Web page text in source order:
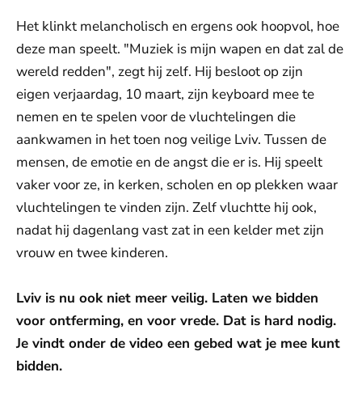
Het klinkt melancholisch en ergens ook hoopvol, hoe
deze man speelt. "Muziek is mijn wapen en dat zal de
wereld redden", zegt hij zelf. Hij besloot op zijn
eigen verjaardag, 10 maart, zijn keyboard mee te
nemen en te spelen voor de vluchtelingen die
aankwamen in het toen nog veilige Lviv. Tussen de
mensen, de emotie en de angst die er is. Hij speelt
vaker voor ze, in kerken, scholen en op plekken waar
vluchtelingen te vinden zijn. Zelf vluchtte hij ook,
nadat hij dagenlang vast zat in een kelder met zijn
vrouw en twee kinderen.
Lviv is nu ook niet meer veilig. Laten we bidden
voor ontferming, en voor vrede. Dat is hard nodig.
Je vindt onder de video een gebed wat je mee kunt
bidden.